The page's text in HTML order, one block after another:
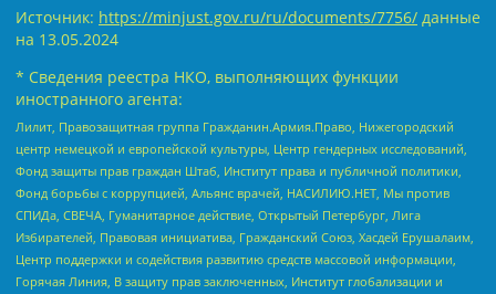
Источник: https://minjust.gov.ru/ru/documents/7756/ данные
на 13.05.2024
* Сведения реестра НКО, выполняющих функции
иностранного агента:
Лилит, Правозащитная группа Гражданин.Армия.Право, Нижегородский
центр немецкой и европейской культуры, Центр гендерных исследований,
Фонд защиты прав граждан Штаб, Институт права и публичной политики,
Фонд борьбы с коррупцией, Альянс врачей, НАСИЛИЮ.НЕТ, Мы против
СПИДа, СВЕЧА, Гуманитарное действие, Открытый Петербург, Лига
Избирателей, Правовая инициатива, Гражданский Союз, Хасдей Ерушалаим,
Центр поддержки и содействия развитию средств массовой информации,
Горячая Линия, В защиту прав заключенных, Институт глобализации и